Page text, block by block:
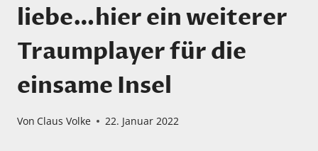
liebe…hier ein weiterer
Traumplayer für die
einsame Insel
Von Claus Volke 22. Januar 2022